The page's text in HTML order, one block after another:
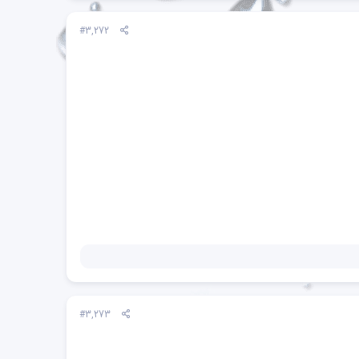
#3,272
#3,273